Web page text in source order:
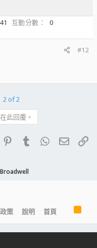
互動分數
0
#12
2 of 2
此回覆。
PinterestTumblrWhatsApp
電子
策 說明 首頁
S